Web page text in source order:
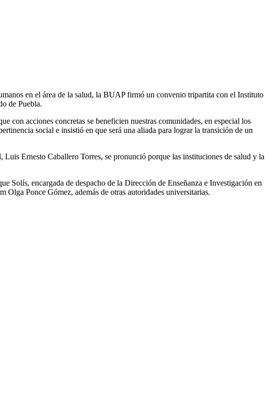
en el área de la salud, la BUAP firmó un convenio tripartita con el Instituto
de Puebla.
con acciones concretas se beneficien nuestras comunidades, en especial los
social e insistió en que será una aliada para lograr la transición de un
Ernesto Caballero Torres, se pronunció porque las instituciones de salud y la
Solís, encargada de despacho de la Dirección de Enseñanza e Investigación en
Ponce Gómez, además de otras autoridades universitarias.